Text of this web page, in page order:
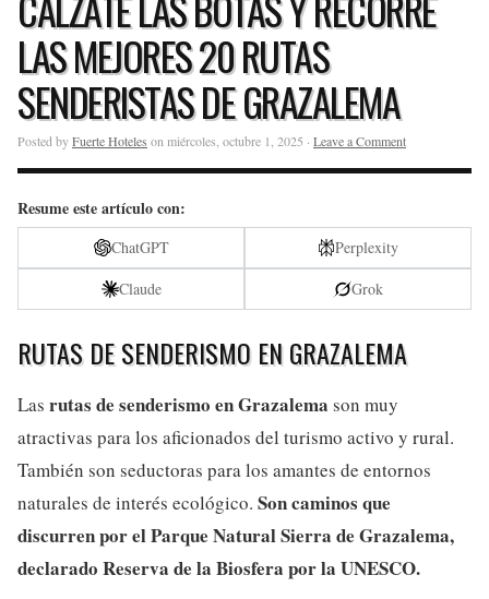
LAS MEJORES 20 RUTAS
SENDERISTAS DE GRAZALEMA
Posted byFuerte Hoteles on miércoles, octubre 1, 2025 · Leave a Comment
Resume este artículo con:
ChatGPT
Perplexity
Claude
Grok
RUTAS DE SENDERISMO EN GRAZALEMA
Las rutas de senderismo en Grazalema son muy
atractivas para los aficionados del turismo activo y rural.
También son seductoras para los amantes de entornos
naturales de interés ecológico. Son caminos que
discurren por el Parque Natural Sierra de Grazalema,
declarado Reserva de la Biosfera por la UNESCO.